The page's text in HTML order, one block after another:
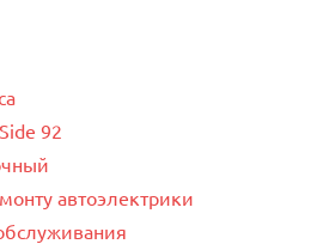
92
автоэлектрики